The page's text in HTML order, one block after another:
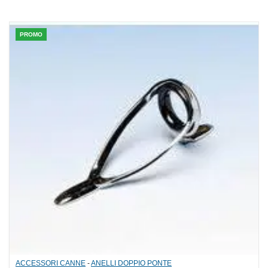
PROMO
ACCESSORI CANNE -ANELLI DOPPIO PONTE